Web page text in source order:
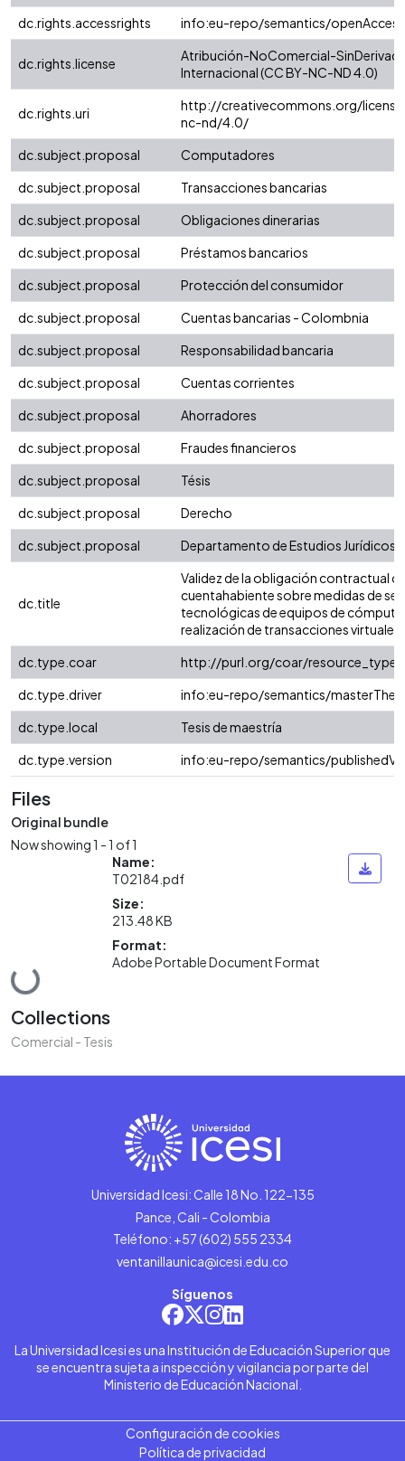
dc.rights.accessrights
info:eu-repo/semantics/openAccess
dc.rights.license
Atribución-NoComercial-
Internacional (CC BY-NC-ND 4.0)
dc.rights.uri
http://creativecommons.org/
nc-nd/4.0/
dc.subject.proposal
Computadores
dc.subject.proposal
Transacciones bancarias
dc.subject.proposal
Obligaciones dinerarias
dc.subject.proposal
Préstamos bancarios
dc.subject.proposal
Protección del consumidor
dc.subject.proposal
Cuentas bancarias - Colombnia
dc.subject.proposal
Responsabilidad bancaria
dc.subject.proposal
Cuentas corrientes
dc.subject.proposal
Ahorradores
dc.subject.proposal
Fraudes financieros
dc.subject.proposal
Tésis
dc.subject.proposal
Derecho
dc.subject.proposal
Departamento de Estudios Jurídicos
dc.title
Validez de la obligación contractual
cuentahabiente sobre medidas de
tecnológicas de equipos de cómputo
realización de transacciones virtuales.
dc.type.coar
http://purl.org/coar/resource_type/
dc.type.driver
info:eu-repo/semantics/
dc.type.local
Tesis de maestría
dc.type.version
info:eu-repo/semantics/
Files
Original bundle
Now showing1 - 1 of 1
Loading...
Name:
T02184.pdf
Size:
213.48 KB
Format:
Adobe Portable Document Format
Collections
Comercial - Tesis
Universidad Icesi: Calle 18 No. 122-135
Pance, Cali - Colombia
Teléfono: +57 (602) 555 2334
ventanillaunica@icesi.edu.co
Síguenos
La Universidad Icesi es una Institución de Educación Superior que
se encuentra sujeta a inspección y vigilancia por parte del
Ministerio de Educación Nacional.
Configuración de cookies
Política de privacidad